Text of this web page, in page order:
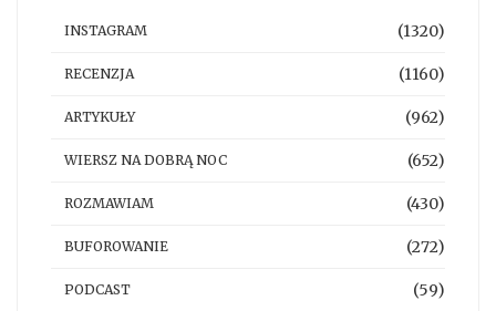
INSTAGRAM (1320)
RECENZJA (1160)
ARTYKUŁY (962)
WIERSZ NA DOBRĄ NOC (652)
ROZMAWIAM (430)
BUFOROWANIE (272)
PODCAST (59)